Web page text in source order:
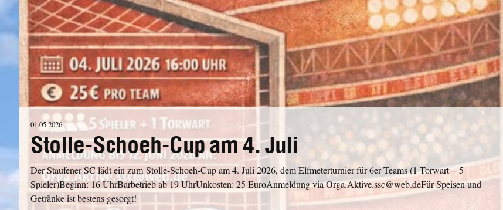
01.05.2026
Stolle-Schoeh-Cup am 4. Juli
Der Staufener SC lädt ein zum Stolle-Schoeh-Cup am 4. Juli 2026, dem Elfmeterturnier für 6er Teams (1 Torwart + 5
Spieler)Beginn: 16 UhrBarbetrieb ab 19 UhrUnkosten: 25 EuroAnmeldung via Orga.Aktive.ssc@web.deFür Speisen und
Getränke ist bestens gesorgt!